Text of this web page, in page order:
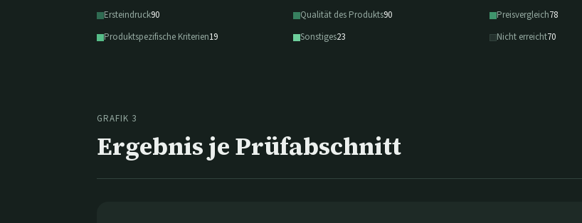
Ersteindruck90 Qualität des Produkts90 Preisvergleich78
Produktspezifische Kriterien19 Sonstiges23 Nicht erreicht70
GRAFIK 3
Ergebnis je Prüfabschnitt